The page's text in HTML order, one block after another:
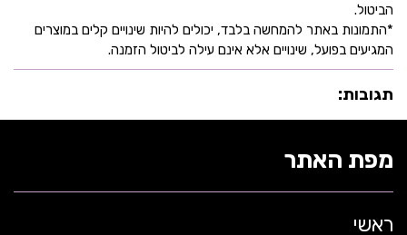
הביטול.
*התמונות באתר להמחשה בלבד, יכולים להיות שינויים קלים במוצרים
המגיעים בפועל, שינויים אלא אינם עילה לביטול הזמנה.
תגובות:
מפת האתר
ראשי